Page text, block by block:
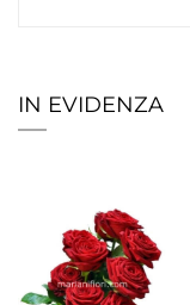
IN EVIDENZA